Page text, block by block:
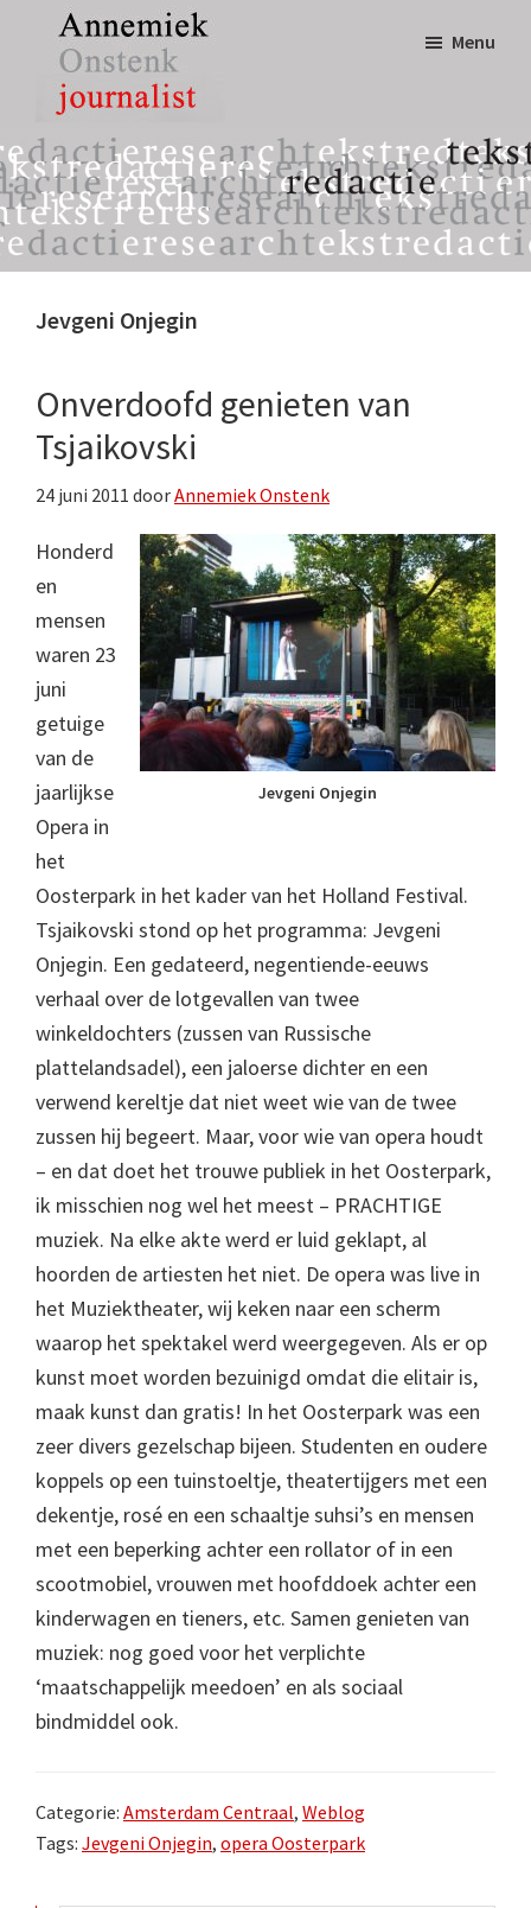
inhoud
eerste
sidebar
Annemiek
Onstenk
Journalist
tekst,
redactie
&
research
Menu
Jevgeni Onjegin
Onverdoofd genieten van
Tsjaikovski
24 juni 2011 doorAnnemiek Onstenk
Jevgeni Onjegin
Honderd
en
mensen
waren 23
juni
getuige
van de
jaarlijkse
Opera in
het
Oosterpark in het kader van het Holland Festival.
Tsjaikovski stond op het programma: Jevgeni
Onjegin. Een gedateerd, negentiende-eeuws
verhaal over de lotgevallen van twee
winkeldochters (zussen van Russische
plattelandsadel), een jaloerse dichter en een
verwend kereltje dat niet weet wie van de twee
zussen hij begeert. Maar, voor wie van opera houdt
– en dat doet het trouwe publiek in het Oosterpark,
ik misschien nog wel het meest – PRACHTIGE
muziek. Na elke akte werd er luid geklapt, al
hoorden de artiesten het niet. De opera was live in
het Muziektheater, wij keken naar een scherm
waarop het spektakel werd weergegeven. Als er op
kunst moet worden bezuinigd omdat die elitair is,
maak kunst dan gratis! In het Oosterpark was een
zeer divers gezelschap bijeen. Studenten en oudere
koppels op een tuinstoeltje, theatertijgers met een
dekentje, rosé en een schaaltje suhsi’s en mensen
met een beperking achter een rollator of in een
scootmobiel, vrouwen met hoofddoek achter een
kinderwagen en tieners, etc. Samen genieten van
muziek: nog goed voor het verplichte
‘maatschappelijk meedoen’ en als sociaal
bindmiddel ook.
Categorie: Amsterdam Centraal, Weblog
Tags: Jevgeni Onjegin, opera Oosterpark